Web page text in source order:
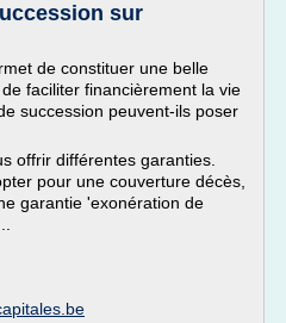
sur
de constituer une belle
faciliter financièrement la vie
succession peuvent-ils poser
offrir différentes garanties.
pour une couverture décès,
garantie 'exonération de